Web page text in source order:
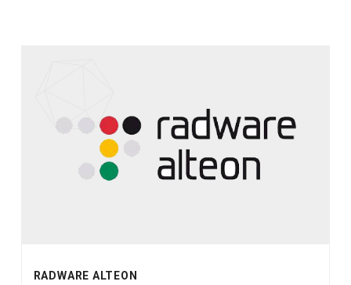
RADWARE ALTEON